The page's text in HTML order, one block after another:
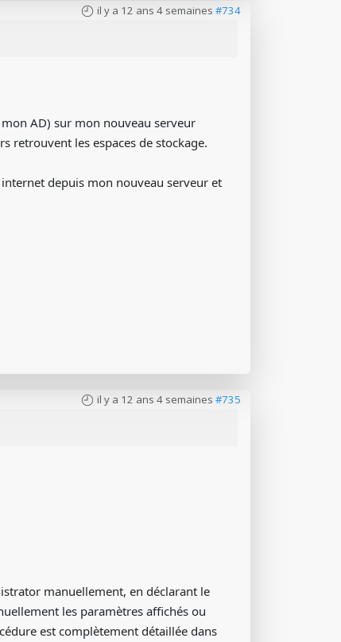
il y a 12 ans 4 semaines #734
AD) sur mon nouveau serveur
retrouvent les espaces de stockage.
depuis mon nouveau serveur et
il y a 12 ans 4 semaines #735
manuellement, en déclarant le
les paramètres affichés ou
est complètement détaillée dans